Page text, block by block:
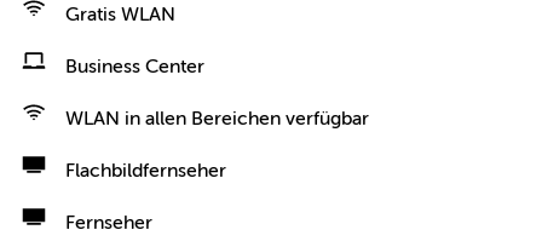
Gratis WLAN
Business Center
WLAN in allen Bereichen verfügbar
Flachbildfernseher
Fernseher